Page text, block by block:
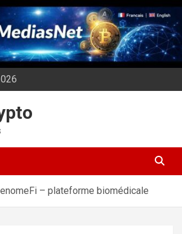
– plateforme biomédicale